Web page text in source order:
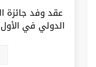
عقد وفد جائزة
الدولي في الأول من